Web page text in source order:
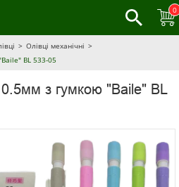
0
Олівці механічні
BL 533-05
0.5мм з гумкою "Baile" BL